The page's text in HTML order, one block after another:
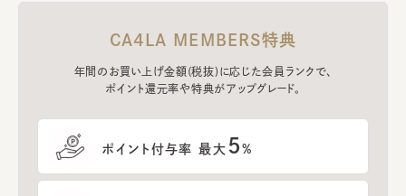
CA4LA MEMBERS特典
年間のお買い上げ金額(税抜)に応じた会員ランクで、
ポイント還元率や特典がアップグレード。
ポイント付与率 最大 5%